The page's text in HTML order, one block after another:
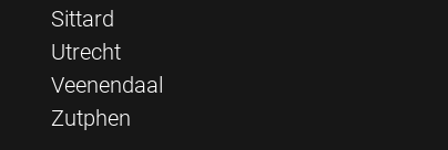
Sittard
Utrecht
Veenendaal
Zutphen